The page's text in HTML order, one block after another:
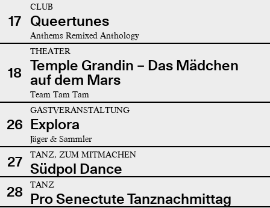
17
CLUB
Queertunes
Anthems Remixed Anthology
18
THEATER
Temple Grandin – Das Mädchen
auf dem Mars
Team Tam Tam
26
GASTVERANSTALTUNG
Explora
Jäger & Sammler
27 TANZ, ZUM MITMACHEN
Südpol Dance
28
TANZ
Pro Senectute Tanznachmittag